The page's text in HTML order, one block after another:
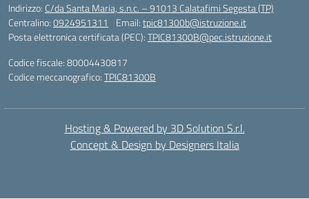
Indirizzo: C/da Santa Maria, s.n.c. – 91013 Calatafimi Segesta (TP)
Centralino:0924951311 Email:tpic81300b@istruzione.it
Posta elettronica certificata (PEC):TPIC81300B@pec.istruzione.it
Codice fiscale: 80004430817
Codice meccanografico:TPIC81300B
Hosting & Powered by 3D Solution S.r.l.
Concept & Design by Designers Italia